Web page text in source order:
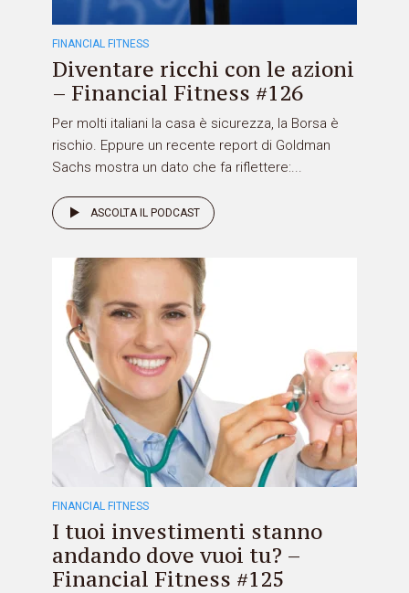
FINANCIAL FITNESS
Diventare ricchi con le azioni
– Financial Fitness #126
Per molti italiani la casa è sicurezza, la Borsa è
rischio. Eppure un recente report di Goldman
Sachs mostra un dato che fa riflettere:...
ASCOLTA IL PODCAST
FINANCIAL FITNESS
I tuoi investimenti stanno
andando dove vuoi tu? –
Financial Fitness #125